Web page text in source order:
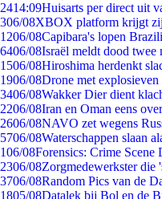
2414:09Huisarts per direct uit
306/08XBOX platform krijgt
1206/08Capibara's lopen
6406/08Israël meldt dood
1506/08Hiroshima herdenkt
1906/08Drone met
3406/08Wakker Dier dient
2206/08Iran en Oman eens
2606/08NAVO zet wegens
5706/08Waterschappen slaan
106/08Forensics: Crime Scene
2306/08Zorgmedewerkster die
3706/08Random Pics van de
1805/08Datalek bij Bol en de